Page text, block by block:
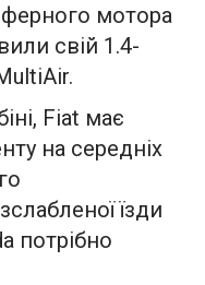
мотора
свій 1.4-
Fiat має
на середніх
їзди
потрібно